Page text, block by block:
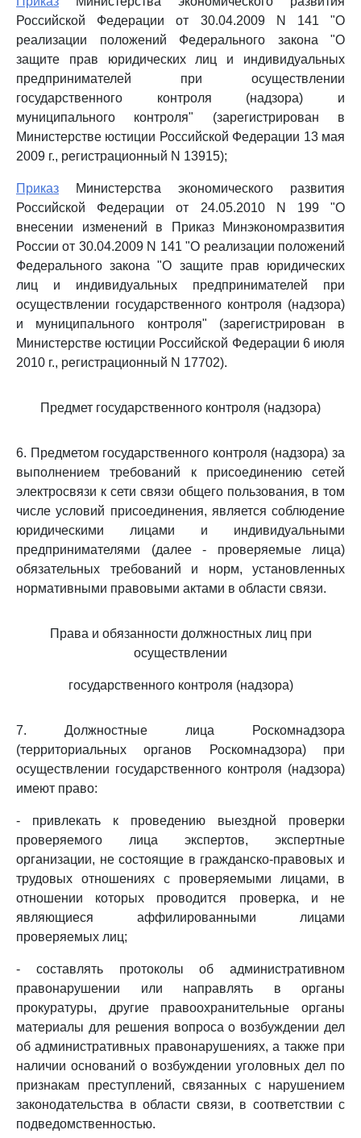
Российской Федерации от 30.04.2009 N 141 "О
реализации положений Федерального закона "О
защите прав юридических лиц и индивидуальных
предпринимателей при осуществлении
государственного контроля (надзора) и
муниципального контроля" (зарегистрирован в
Министерстве юстиции Российской Федерации 13 мая
2009 г., регистрационный N 13915);
Приказ Министерства экономического развития
Российской Федерации от 24.05.2010 N 199 "О
внесении изменений в Приказ Минэкономразвития
России от 30.04.2009 N 141 "О реализации положений
Федерального закона "О защите прав юридических
лиц и индивидуальных предпринимателей при
осуществлении государственного контроля (надзора)
и муниципального контроля" (зарегистрирован в
Министерстве юстиции Российской Федерации 6 июля
2010 г., регистрационный N 17702).
Предмет государственного контроля (надзора)
6. Предметом государственного контроля (надзора) за
выполнением требований к присоединению сетей
электросвязи к сети связи общего пользования, в том
числе условий присоединения, является соблюдение
юридическими лицами и индивидуальными
предпринимателями (далее - проверяемые лица)
обязательных требований и норм, установленных
нормативными правовыми актами в области связи.
Права и обязанности должностных лиц при
осуществлении
государственного контроля (надзора)
7. Должностные лица Роскомнадзора
(территориальных органов Роскомнадзора) при
осуществлении государственного контроля (надзора)
имеют право:
- привлекать к проведению выездной проверки
проверяемого лица экспертов, экспертные
организации, не состоящие в гражданско-правовых и
трудовых отношениях с проверяемыми лицами, в
отношении которых проводится проверка, и не
являющиеся аффилированными лицами
проверяемых лиц;
- составлять протоколы об административном
правонарушении или направлять в органы
прокуратуры, другие правоохранительные органы
материалы для решения вопроса о возбуждении дел
об административных правонарушениях, а также при
наличии оснований о возбуждении уголовных дел по
признакам преступлений, связанных с нарушением
законодательства в области связи, в соответствии с
подведомственностью.